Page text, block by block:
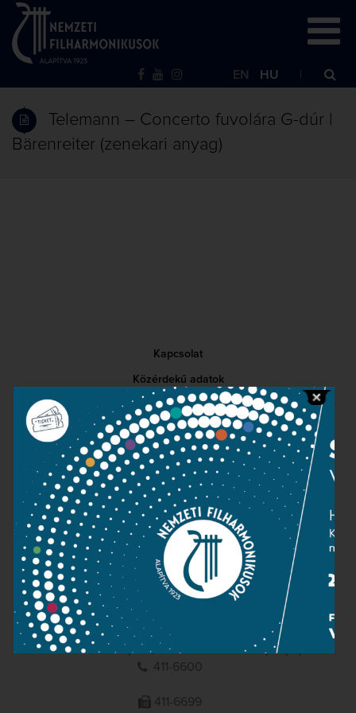
EN HU
Telemann – Concerto fuvolára G-dúr |
Bärenreiter (zenekari anyag)
Kapcsolat
Közérdekű adatok
Sajtószoba
Adatvédelem
Impresszum
NEMZETI
FILHARMONIKUSOK
1095 Budapest, Komor Marcell u. 1. (Müpa)
411-6600
411-6699